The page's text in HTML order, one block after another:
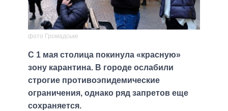
фото Громадське
С 1 мая столица покинула «красную»
зону карантина. В городе ослабили
строгие противоэпидемические
ограничения, однако ряд запретов еще
сохраняется.